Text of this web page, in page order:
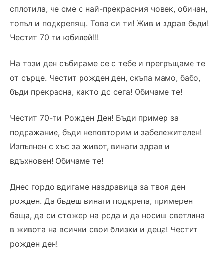
сплотила, че сме с най-прекрасния човек, обичан,
топъл и подкрепящ. Това си ти! Жив и здрав бъди!
Честит 70 ти юбилей!!!
На този ден събираме се с тебе и прегръщаме те
от сърце. Честит рожден ден, скъпа мамо, бабо,
бъди прекрасна, както до сега! Обичаме те!
Честит 70-ти Рожден Ден! Бъди пример за
подражание, бъди неповторим и забележителен!
Изпълнен с хъс за живот, винаги здрав и
вдъхновен! Обичаме те!
Днес гордо вдигаме наздравица за твоя ден
рожден. Да бъдеш винаги подкрепа, примерен
баща, да си стожер на рода и да носиш светлина
в живота на всички свои близки и деца! Честит
рожден ден!